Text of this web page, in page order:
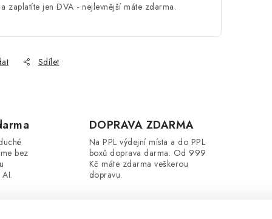
zaplatíte jen DVA - nejlevnější máte zdarma.
Sdílet
bez
DOPRAVA ZDARMA
Na PPL výdejní místa a do PPL
boxů doprava darma. Od 999
Kč máte zdarma veškerou
dopravu.